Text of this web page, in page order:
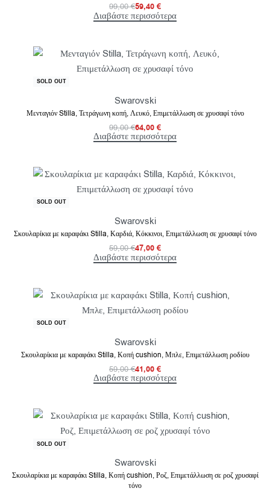
99,00€59,40 €
Διαβάστε περισσότερα
-35% OFF
SOLD OUT
Swarovski
Μενταγιόν Stilla, Τετράγωνη κοπή, Λευκό, Επιμετάλλωση σε χρυσαφί τόνο
99,00€64,00 €
Διαβάστε περισσότερα
-20% OFF
SOLD OUT
Swarovski
Σκουλαρίκια με καραφάκι Stilla, Καρδιά, Κόκκινοι, Επιμετάλλωση σε χρυσαφί τόνο
59,00€47,00 €
Διαβάστε περισσότερα
-31% OFF
SOLD OUT
Swarovski
Σκουλαρίκια με καραφάκι Stilla, Κοπή cushion, Μπλε, Επιμετάλλωση ροδίου
59,00€41,00 €
Διαβάστε περισσότερα
SOLD OUT
Swarovski
Σκουλαρίκια με καραφάκι Stilla, Κοπή cushion, Ροζ, Επιμετάλλωση σε ροζ χρυσαφί
τόνο